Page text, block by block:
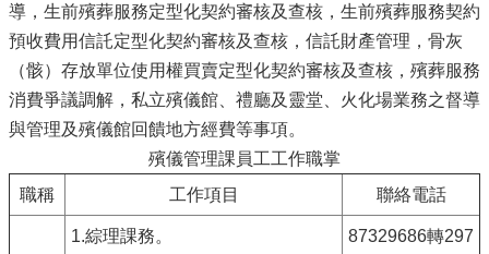
導，生前殯葬服務定型化契約審核及查核，生前殯葬服務契約
預收費用信託定型化契約審核及查核，信託財產管理，骨灰
（骸）存放單位使用權買賣定型化契約審核及查核，殯葬服務
消費爭議調解，私立殯儀館、禮廳及靈堂、火化場業務之督導
與管理及殯儀館回饋地方經費等事項。
職稱 工作項目 聯絡電話
殯儀管理課員工工作職掌
1.綜理課務。
87329686轉297